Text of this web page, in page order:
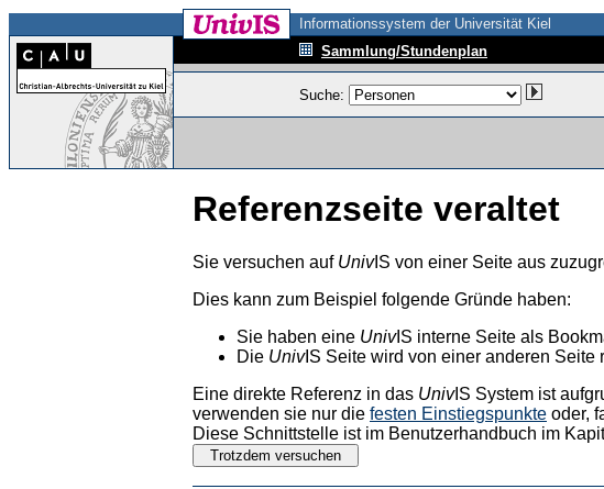
Informationssystem der Universität Kiel
Sammlung/Stundenplan
Suche:
Referenzseite veraltet
Sie versuchen auf UnivIS von einer Seite aus
Dies kann zum Beispiel folgende Gründe haben:
Sie haben eine UnivIS interne Seite als
Die UnivIS Seite wird von einer anderen Seite
Eine direkte Referenz in das UnivIS System ist
verwenden sie nur die festen Einstiegspunkte oder,
Diese Schnittstelle ist im Benutzerhandbuch im